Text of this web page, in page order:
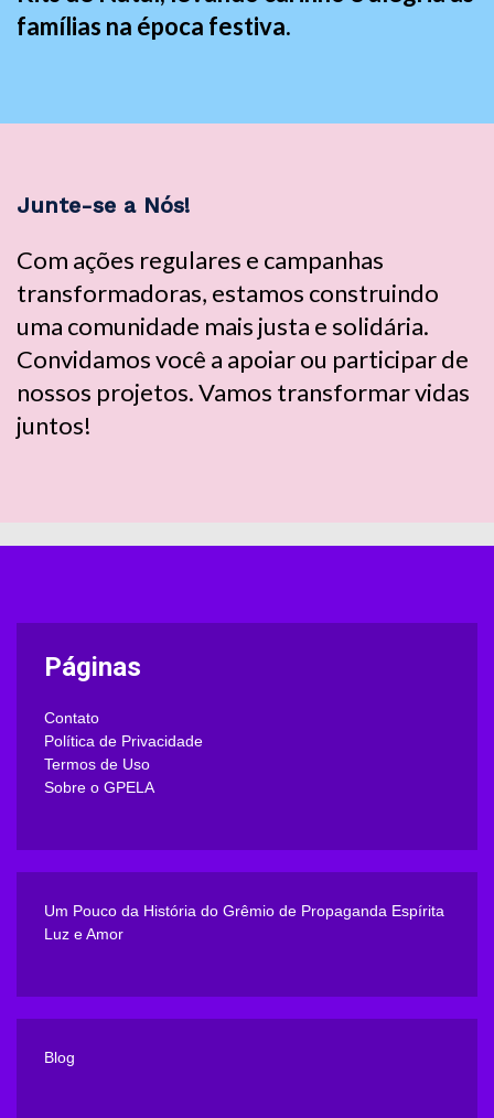
famílias na época festiva.
Junte-se a Nós!
Com ações regulares e campanhas
transformadoras, estamos construindo
uma comunidade mais justa e solidária.
Convidamos você a apoiar ou participar de
nossos projetos. Vamos transformar vidas
juntos!
Páginas
Contato
Política de Privacidade
Termos de Uso
Sobre o GPELA
Um Pouco da História do Grêmio de Propaganda Espírita
Luz e Amor
Blog